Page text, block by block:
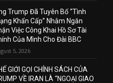
Trump Đã Tuyên Bố “Tình
Khẩn Cấp” Nhằm Ngăn
Việc Công Khai Hồ Sơ Tài
Của Mình Cho Đài BBC
5, 2026
GIỚI GỌI CHÍNH SÁCH CỦA
VỀ IRAN LÀ “NGOẠI GIAO